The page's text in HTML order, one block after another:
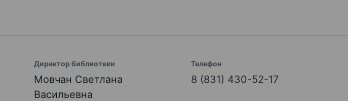
Директор библиотеки
Мовчан Светлана
Васильевна
Телефон
8 (831) 430-52-17